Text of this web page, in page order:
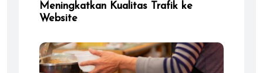
Meningkatkan Kualitas Trafik ke
Website